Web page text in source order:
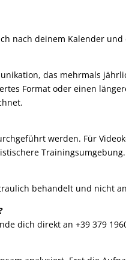
nach deinem Kalender
das mehrmals
Format oder einen
werden. Für
Trainingsumgebung.
behandelt und nicht
dich direkt an +39 379